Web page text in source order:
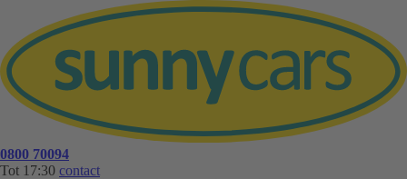
0800 70094
Tot 17:30 contact